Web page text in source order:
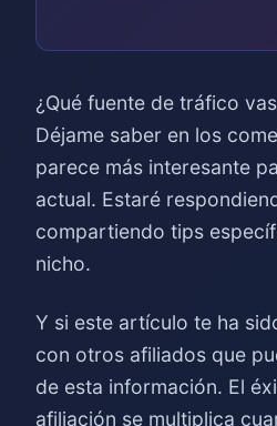
¿Qué fuente de tráfico
Déjame saber en los
parece más interesante
actual. Estaré
compartiendo tips
nicho.
Y si este artículo te ha
con otros afiliados que
de esta información. El
afiliación se multiplica